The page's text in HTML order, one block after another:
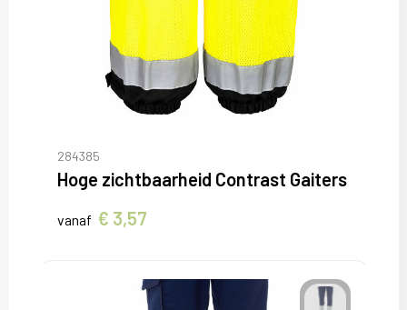
284385
Hoge zichtbaarheid Contrast Gaiters
vanaf € 3,57